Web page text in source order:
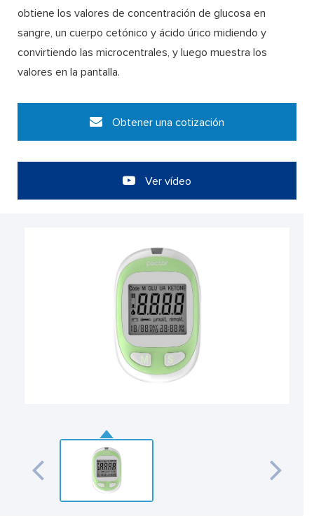
obtiene los valores de concentración de glucosa en
sangre, un cuerpo cetónico y ácido úrico midiendo y
convirtiendo las microcentrales, y luego muestra los
valores en la pantalla.
Obtener una cotización
Ver vídeo